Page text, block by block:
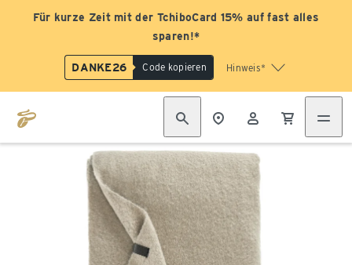
Für kurze Zeit mit der TchiboCard 15% auf fast alles
sparen!*
DANKE26 Code kopieren Hinweis*